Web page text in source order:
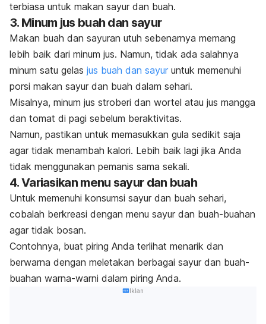
terbiasa untuk makan sayur dan buah.
3. Minum jus buah dan sayur
Makan buah dan sayuran utuh sebenarnya memang
lebih baik dari minum jus. Namun, tidak ada salahnya
minum satu gelas jus buah dan sayur untuk memenuhi
porsi makan sayur dan buah dalam sehari.
Misalnya, minum jus stroberi dan wortel atau jus mangga
dan tomat di pagi sebelum beraktivitas.
Namun, pastikan untuk memasukkan gula sedikit saja
agar tidak menambah kalori. Lebih baik lagi jika Anda
tidak menggunakan pemanis sama sekali.
4. Variasikan menu sayur dan buah
Untuk memenuhi konsumsi sayur dan buah sehari,
cobalah berkreasi dengan menu sayur dan buah-buahan
agar tidak bosan.
Contohnya, buat piring Anda terlihat menarik dan
berwarna dengan meletakan berbagai sayur dan buah-
buahan warna-warni dalam piring Anda.
Iklan